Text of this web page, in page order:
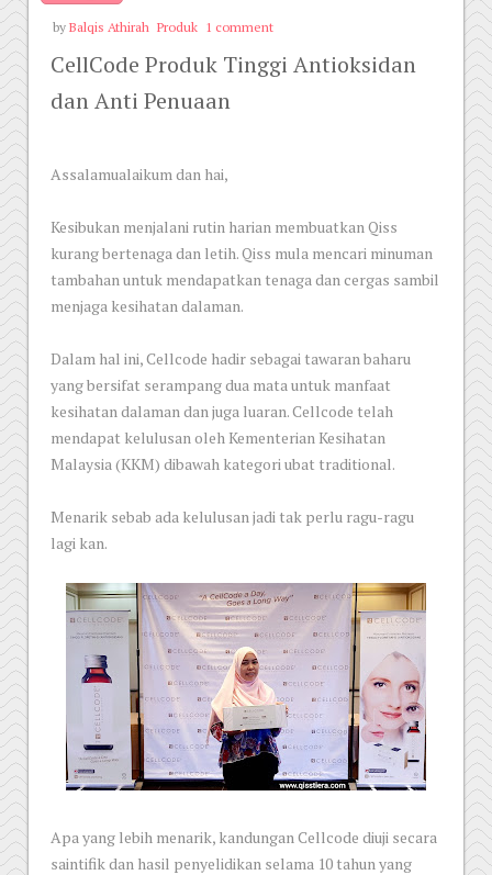
by Balqis Athirah Produk 1 comment
CellCode Produk Tinggi Antioksidan
dan Anti Penuaan
Assalamualaikum dan hai,
Kesibukan menjalani rutin harian membuatkan Qiss
kurang bertenaga dan letih. Qiss mula mencari minuman
tambahan untuk mendapatkan tenaga dan cergas sambil
menjaga kesihatan dalaman.
Dalam hal ini, Cellcode hadir sebagai tawaran baharu
yang bersifat serampang dua mata untuk manfaat
kesihatan dalaman dan juga luaran. Cellcode telah
mendapat kelulusan oleh Kementerian Kesihatan
Malaysia (KKM) dibawah kategori ubat traditional.
Menarik sebab ada kelulusan jadi tak perlu ragu-ragu
lagi kan.
Apa yang lebih menarik, kandungan Cellcode diuji secara
saintifik dan hasil penyelidikan selama 10 tahun yang